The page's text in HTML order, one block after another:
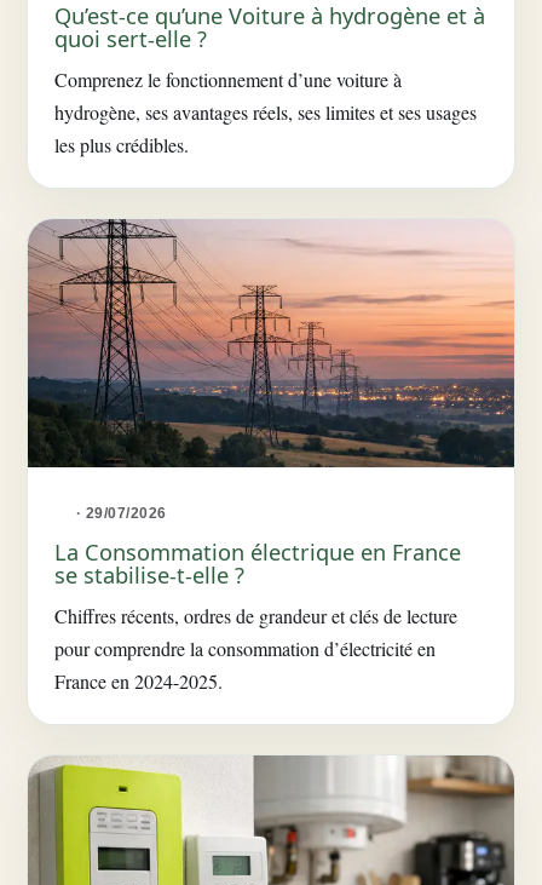
Qu’est-ce qu’une Voiture à hydrogène et à
quoi sert-elle ?
Comprenez le fonctionnement d’une voiture à
hydrogène, ses avantages réels, ses limites et ses usages
les plus crédibles.
· 29/07/2026
La Consommation électrique en France
se stabilise-t-elle ?
Chiffres récents, ordres de grandeur et clés de lecture
pour comprendre la consommation d’électricité en
France en 2024-2025.